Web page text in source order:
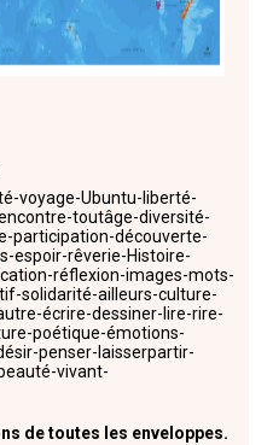
voyage-Ubuntu-liberté-
toutâge-diversité-
participation-découverte-
espoir-rêverie-Histoire-
réflexion-images-mots-
solidarité-ailleurs-culture-
écrire-dessiner-lire-rire-
poétique-émotions-
penser-laisserpartir-
vivant-
de toutes les enveloppes.